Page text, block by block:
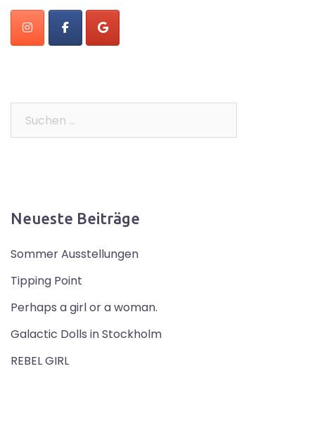
Neueste Beiträge
Sommer Ausstellungen
Tipping Point
Perhaps a girl or a woman.
Galactic Dolls in Stockholm
REBEL GIRL